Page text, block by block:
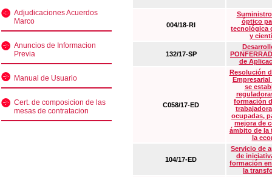
Adjudicaciones Acuerdos
Marco
Anuncios de Informacion
Previa
Manual de Usuario
Cert. de composicion de las
mesas de contratacion
004/18-RI
óptico
tecnológica
y
132/17-SP
de
C058/17-ED
Resolución
Empresarial
se
formación
ocupadas,
mejora de
ámbito de la
la
104/17-ED
Servicio de
de
formación
la